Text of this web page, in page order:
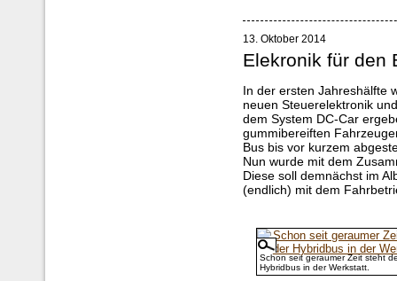
13. Oktober 2014
Elekronik für den
In der ersten Jahreshälfte
neuen Steuerelektronik
dem System DC-Car
gummibereiften
Bus bis vor kurzem
Nun wurde mit dem
Diese soll demnächst im
(endlich) mit dem
Schon seit geraumer Zeit steht
Hybridbus in der Werkstatt.